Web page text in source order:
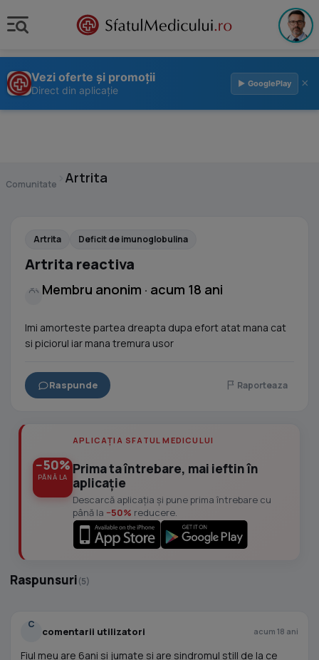
Vezi oferte și promoții
Direct din aplicație
▶ GooglePlay ×
Comunitate Artrita
Artrita Deficit de imunoglobulina
Artrita reactiva
Membru anonim · acum 18 ani
Imi amorteste partea dreapta dupa efort atat mana cat
si piciorul iar mana tremura usor
Raspunde Raporteaza
−50%
PÂNĂ LA
APLICAȚIA SFATUL MEDICULUI
Prima ta întrebare, mai ieftin în
aplicație
Descarcă aplicația și pune prima întrebare cu
până la −50% reducere.
Raspunsuri(5)
C
comentarii utilizatori acum 18 ani
Fiul meu are 6ani si jumate si are sindromul still de la ce